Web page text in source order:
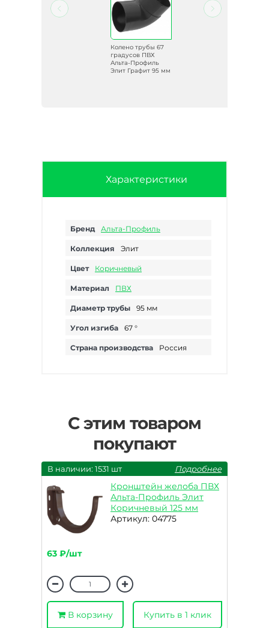
Колено трубы 67
градусов ПВХ
Альта-Профиль
Элит Графит 95 мм
Характеристики
Бренд Альта-Профиль
Коллекция Элит
Цвет Коричневый
Материал ПВХ
Диаметр трубы 95 мм
Угол изгиба 67 °
Страна производства Россия
С этим товаром
покупают
В наличии: 1531 шт Подробнее
Кронштейн желоба ПВХ
Альта-Профиль Элит
Коричневый 125 мм
Артикул: 04775
63 ₽/шт
В корзину Купить в 1 клик